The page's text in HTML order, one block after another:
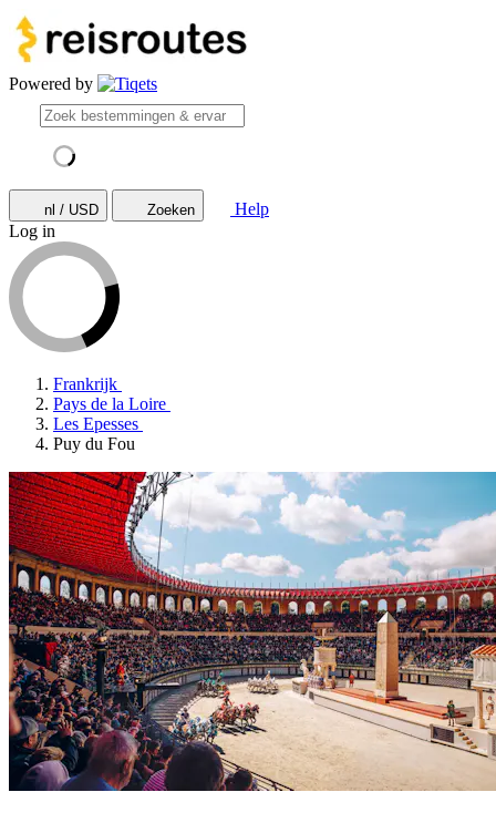
Powered by
nl / USD Zoeken
Help
Log in
Frankrijk
Pays de la Loire
Les Epesses
Puy du Fou